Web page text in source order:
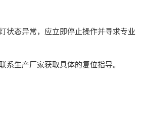
状态异常，应立即停止操作并寻求专业
生产厂家获取具体的复位指导。